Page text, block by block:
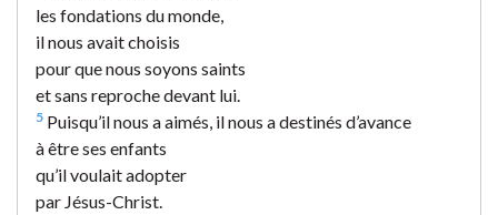
les fondations du monde,
il nous avait choisis
pour que nous soyons saints
et sans reproche devant lui.
5 Puisqu’il nous a aimés, il nous a destinés d’avance
à être ses enfants
qu’il voulait adopter
par Jésus-Christ.